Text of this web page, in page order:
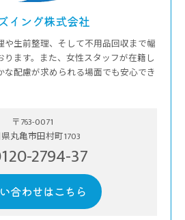
イング株式会社
生前整理、そして不用品回収まで幅
ます。また、女性スタッフが在籍し
な配慮が求められる場面でも安心でき
〒763-0071
丸亀市田村町1703
2794-37
合わせはこちら